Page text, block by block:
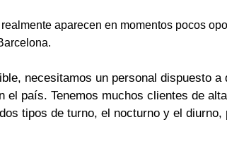
aparecen en momentos pocos
necesitamos un personal dispuesto
país. Tenemos muchos clientes de
tipos de turno, el nocturno y el